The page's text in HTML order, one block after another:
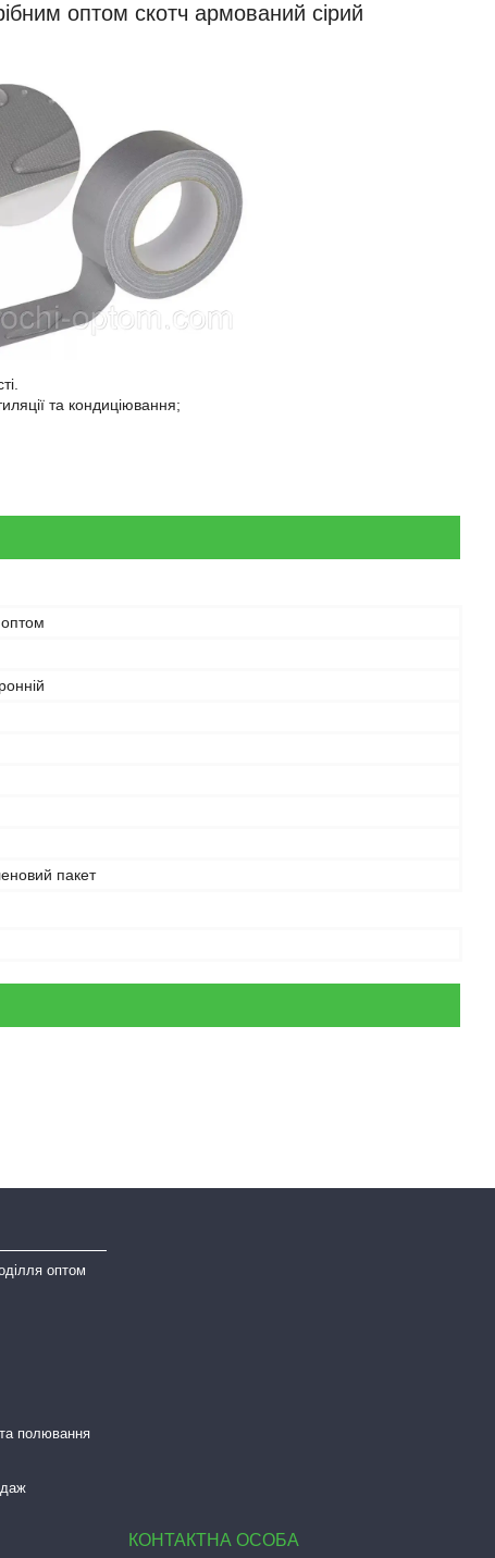
оптом скотч армований сірий
та кондиціювання;
оптом
пакет
оптом
полювання